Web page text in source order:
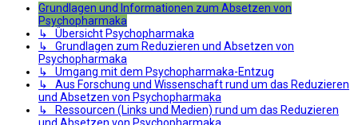
Grundlagen und Informationen zum Absetzen von
Psychopharmaka
↳ Übersicht Psychopharmaka
↳ Grundlagen zum Reduzieren und Absetzen von
Psychopharmaka
↳ Umgang mit dem Psychopharmaka-Entzug
↳ Aus Forschung und Wissenschaft rund um das Reduzieren
und Absetzen von Psychopharmaka
↳ Ressourcen (Links und Medien) rund um das Reduzieren
und Absetzen von Psychopharmaka